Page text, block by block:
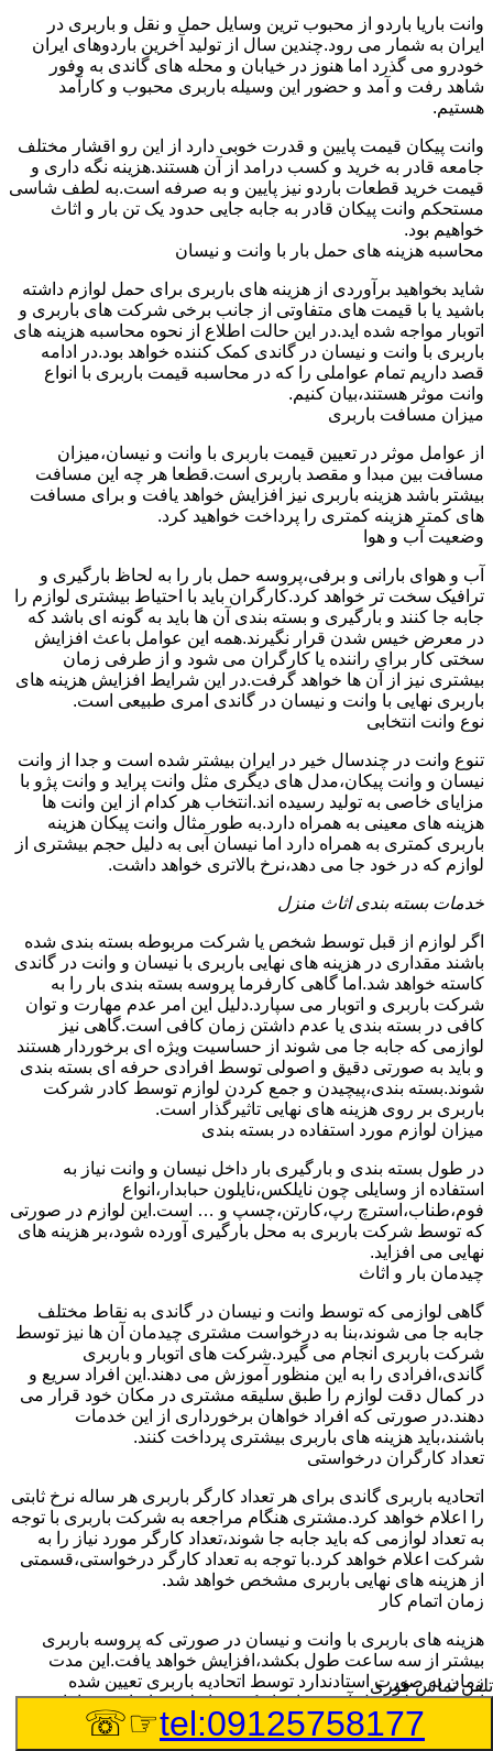
وانت باریا باردو از محبوب ترین وسایل حمل و نقل و باربری در
ایران به شمار می رود.چندین سال از تولید آخرین باردوهای ایران
خودرو می گذرد اما هنوز در خیابان و محله های گاندی به وفور
شاهد رفت و آمد و حضور این وسیله باربری محبوب و کارآمد
هستیم.
وانت پیکان قیمت پایین و قدرت خوبی دارد از این رو اقشار مختلف
جامعه قادر به خرید و کسب درامد از آن هستند.هزینه نگه داری و
قیمت خرید قطعات باردو نیز پایین و به صرفه است.به لطف شاسی
مستحکم وانت پیکان قادر به جابه جایی حدود یک تن بار و اثاث
خواهیم بود.
محاسبه هزینه های حمل بار با وانت و نیسان
شاید بخواهید برآوردی از هزینه های باربری برای حمل لوازم داشته
باشید یا با قیمت های متفاوتی از جانب برخی شرکت های باربری و
اتوبار مواجه شده اید.در این حالت اطلاع از نحوه محاسبه هزینه های
باربری با وانت و نیسان در گاندی کمک کننده خواهد بود.در ادامه
قصد داریم تمام عواملی را که در محاسبه قیمت باربری با انواع
وانت موثر هستند،بیان کنیم.
میزان مسافت باربری
از عوامل موثر در تعیین قیمت باربری با وانت و نیسان،میزان
مسافت بین مبدا و مقصد باربری است.قطعا هر چه این مسافت
بیشتر باشد هزینه باربری نیز افزایش خواهد یافت و برای مسافت
های کمتر هزینه کمتری را پرداخت خواهید کرد.
وضعیت آب و هوا
آب و هوای بارانی و برفی،پروسه حمل بار را به لحاظ بارگیری و
ترافیک سخت تر خواهد کرد.کارگران باید با احتیاط بیشتری لوازم را
جابه جا کنند و بارگیری و بسته بندی آن ها باید به گونه ای باشد که
در معرض خیس شدن قرار نگیرند.همه این عوامل باعث افزایش
سختی کار برای راننده یا کارگران می شود و از طرفی زمان
بیشتری نیز از آن ها خواهد گرفت.در این شرایط افزایش هزینه های
باربری نهایی با وانت و نیسان در گاندی امری طبیعی است.
نوع وانت انتخابی
تنوع وانت در چندسال خیر در ایران بیشتر شده است و جدا از وانت
نیسان و وانت پیکان،مدل های دیگری مثل وانت پراید و وانت پژو با
مزایای خاصی به تولید رسیده اند.انتخاب هر کدام از این وانت ها
هزینه های معینی به همراه دارد.به طور مثال وانت پیکان هزینه
باربری کمتری به همراه دارد اما نیسان آبی به دلیل حجم بیشتری از
لوازم که در خود جا می دهد،نرخ بالاتری خواهد داشت.
خدمات بسته بندی اثاث منزل
اگر لوازم از قبل توسط شخص یا شرکت مربوطه بسته بندی شده
باشند مقداری در هزینه های نهایی باربری با نیسان و وانت در گاندی
کاسته خواهد شد.اما گاهی کارفرما پروسه بسته بندی بار را به
شرکت باربری و اتوبار می سپارد.دلیل این امر عدم مهارت و توان
کافی در بسته بندی یا عدم داشتن زمان کافی است.گاهی نیز
لوازمی که جابه جا می شوند از حساسیت ویژه ای برخوردار هستند
و باید به صورتی دقیق و اصولی توسط افرادی حرفه ای بسته بندی
شوند.بسته بندی،پیچیدن و جمع کردن لوازم توسط کادر شرکت
باربری بر روی هزینه های نهایی تاثیرگذار است.
میزان لوازم مورد استفاده در بسته بندی
در طول بسته بندی و بارگیری بار داخل نیسان و وانت نیاز به
استفاده از وسایلی چون نایلکس،نایلون حبابدار،انواع
فوم،طناب،استرچ رپ،کارتن،چسپ و … است.این لوازم در صورتی
که توسط شرکت باربری به محل بارگیری آورده شود،بر هزینه های
نهایی می افزاید.
چیدمان بار و اثاث
گاهی لوازمی که توسط وانت و نیسان در گاندی به نقاط مختلف
جابه جا می شوند،بنا به درخواست مشتری چیدمان آن ها نیز توسط
شرکت باربری انجام می گیرد.شرکت های اتوبار و باربری
گاندی،افرادی را به این منظور آموزش می دهند.این افراد سریع و
در کمال دقت لوازم را طبق سلیقه مشتری در مکان خود قرار می
دهند.در صورتی که افراد خواهان برخورداری از این خدمات
باشند،باید هزینه های باربری بیشتری پرداخت کنند.
تعداد کارگران درخواستی
اتحادیه باربری گاندی برای هر تعداد کارگر باربری هر ساله نرخ ثابتی
را اعلام خواهد کرد.مشتری هنگام مراجعه به شرکت باربری با توجه
به تعداد لوازمی که باید جابه جا شوند،تعداد کارگر مورد نیاز را به
شرکت اعلام خواهد کرد.با توجه به تعداد کارگر درخواستی،قسمتی
از هزینه های نهایی باربری مشخص خواهد شد.
زمان اتمام کار
هزینه های باربری با وانت و نیسان در صورتی که پروسه باربری
بیشتر از سه ساعت طول بکشد،افزایش خواهد یافت.این مدت
زمان به صورت استادندارد توسط اتحادیه باربری تعیین شده
است.عواملی مثل آب وهوا،ترافیک،شرایط جغرافیایی مبدا یا حجم
زیاد لوازم ممکن است باعث افزایش مدت زمان بارگیری و باربری
شوند که افزایش هزینه های باربری را در پی خواهند داشت.
تلفن تماس فوری
tel:09125758177
☞☏